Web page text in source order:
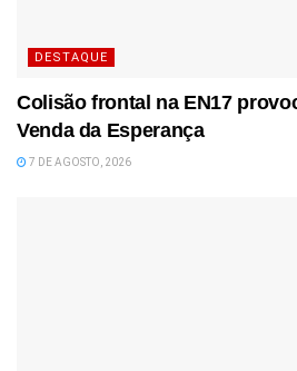
DESTAQUE
Colisão frontal na EN17
Venda da Esperança
7 DE AGOSTO, 2026